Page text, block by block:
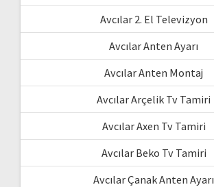
Avcılar 2. El Televizyon
Avcılar Anten Ayarı
Avcılar Anten Montaj
Avcılar Arçelik Tv Tamiri
Avcılar Axen Tv Tamiri
Avcılar Beko Tv Tamiri
Avcılar Çanak Anten Ayarı